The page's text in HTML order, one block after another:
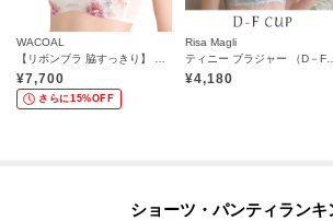
WACOAL
¥7,700
さらに15%OFF
Risa Magli
¥4,180
ショーツ・パンティランキ